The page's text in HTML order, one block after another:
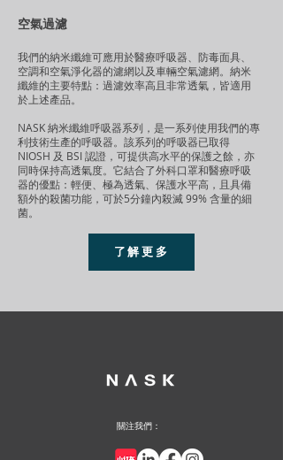
空氣過濾
我們的納米纖維可應用於醫療呼吸器、防毒面具、
空調和空氣淨化器的濾網以及車輛空氣濾網。納米
纖維的主要特點：過濾效率高且非常透氣，皆適用
於上述產品。
NASK 納米纖維呼吸器系列，是一系列使用我們的專
利技術生產的呼吸器。該系列的呼吸器已取得
NIOSH 及 BSI 認證，可提供高水平的保護之餘，亦
同時保持高透氣度。它結合了外科口罩和醫療呼吸
器的優點：輕便、極為透氣、保護水平高，且具備
額外的殺菌功能，可於5分鐘內殺滅 99% 含量的細
菌。
了解更多
關注我們：